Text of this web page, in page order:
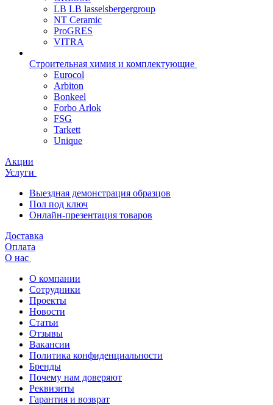
LB LB lasselsbergergroup
NT Ceramic
ProGRES
VITRA
Строительная химия и комплектующие
Eurocol
Arbiton
Bonkeel
Forbo Arlok
FSG
Tarkett
Unique
Акции
Услуги
Выездная демонстрация образцов
Пол под ключ
Онлайн-презентация товаров
Доставка
Оплата
О нас
О компании
Сотрудники
Проекты
Новости
Статьи
Отзывы
Вакансии
Политика конфиденциальности
Бренды
Почему нам доверяют
Реквизиты
Гарантия и возврат